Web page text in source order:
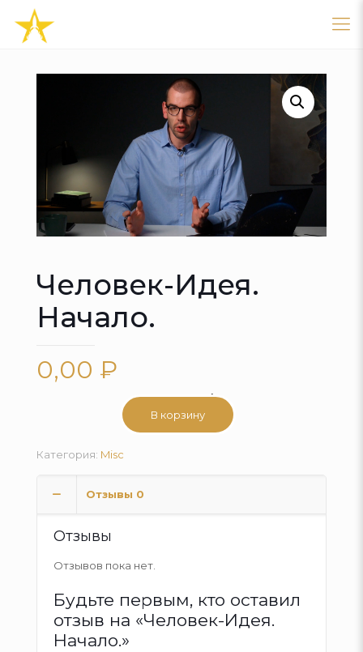
Человек-Идея.
Начало.
0,00 ₽
Количество
товара
Человек-
В корзину
Категория: Misc
Отзывы 0
Отзывы
Отзывов пока нет.
Будьте первым, кто оставил
отзыв на «Человек-Идея.
Начало.»